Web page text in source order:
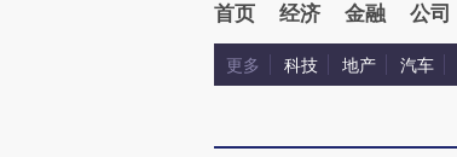
首页 经济 金融 公司
更多 科技 地产 汽车